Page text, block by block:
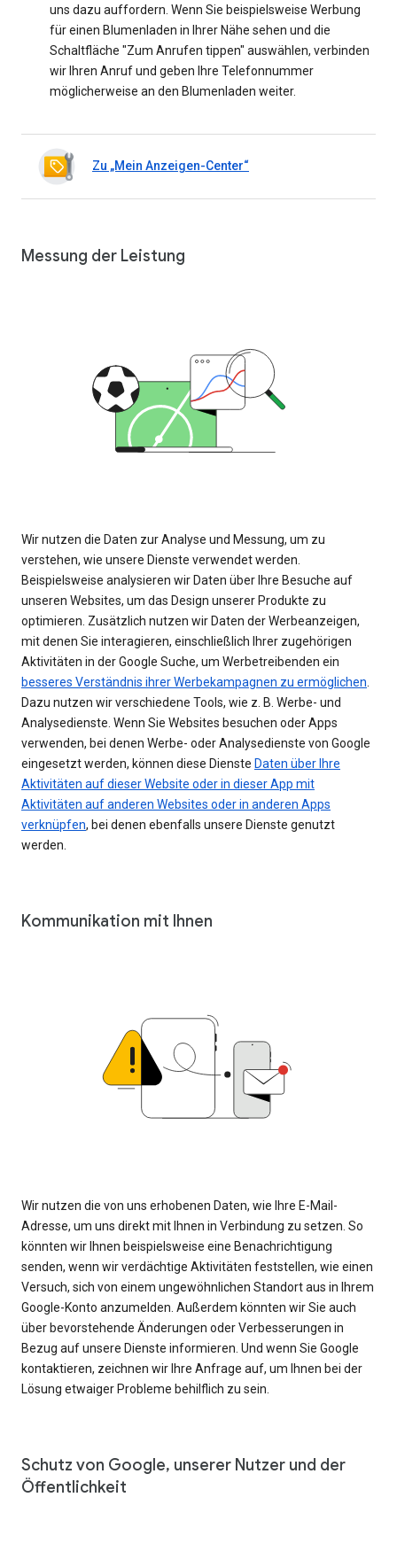
uns dazu auffordern. Wenn Sie beispielsweise Werbung
für einen Blumenladen in Ihrer Nähe sehen und die
Schaltfläche "Zum Anrufen tippen" auswählen, verbinden
wir Ihren Anruf und geben Ihre Telefonnummer
möglicherweise an den Blumenladen weiter.
Zu „Mein Anzeigen-Center“
Messung der Leistung
Wir nutzen die Daten zur Analyse und Messung, um zu
verstehen, wie unsere Dienste verwendet werden.
Beispielsweise analysieren wir Daten über Ihre Besuche auf
unseren Websites, um das Design unserer Produkte zu
optimieren. Zusätzlich nutzen wir Daten der Werbeanzeigen,
mit denen Sie interagieren, einschließlich Ihrer zugehörigen
Aktivitäten in der Google Suche, um Werbetreibenden ein
besseres Verständnis ihrer Werbekampagnen zu ermöglichen.
Dazu nutzen wir verschiedene Tools, wie z. B. Werbe- und
Analysedienste. Wenn Sie Websites besuchen oder Apps
verwenden, bei denen Werbe- oder Analysedienste von Google
eingesetzt werden, können diese Dienste Daten über Ihre
Aktivitäten auf dieser Website oder in dieser App mit
Aktivitäten auf anderen Websites oder in anderen Apps
verknüpfen, bei denen ebenfalls unsere Dienste genutzt
werden.
Kommunikation mit Ihnen
Wir nutzen die von uns erhobenen Daten, wie Ihre E-Mail-
Adresse, um uns direkt mit Ihnen in Verbindung zu setzen. So
könnten wir Ihnen beispielsweise eine Benachrichtigung
senden, wenn wir verdächtige Aktivitäten feststellen, wie einen
Versuch, sich von einem ungewöhnlichen Standort aus in Ihrem
Google-Konto anzumelden. Außerdem könnten wir Sie auch
über bevorstehende Änderungen oder Verbesserungen in
Bezug auf unsere Dienste informieren. Und wenn Sie Google
kontaktieren, zeichnen wir Ihre Anfrage auf, um Ihnen bei der
Lösung etwaiger Probleme behilflich zu sein.
Schutz von Google, unserer Nutzer und der
Öffentlichkeit